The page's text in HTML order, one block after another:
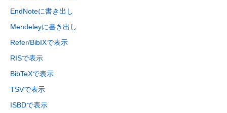
EndNoteに書き出し
Mendeleyに書き出し
Refer/BibIXで表示
RISで表示
BibTeXで表示
TSVで表示
ISBDで表示